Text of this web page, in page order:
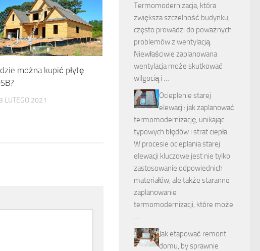
można kupić płytę
LUTEGO 2021
Termomodernizacja, która
zwiększa szczelność budynku,
często prowadzi do poważnych
problemów z wentylacją.
Niewłaściwie zaplanowana
wentylacja może skutkować
wilgocią i …
Ocieplenie starej
elewacji: jak zaplanować
termomodernizację, unikając
typowych błędów i strat ciepła
W procesie ocieplania starej
elewacji kluczowe jest nie tylko
zastosowanie odpowiednich
materiałów, ale także staranne
zaplanowanie
termomodernizacji, które może
…
Jak etapować remont
domu, by sprawnie